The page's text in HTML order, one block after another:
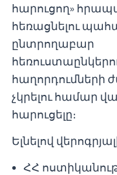
հարուցող»
հեռացնելու
ընտրողաբար
հաղորդումների
չկրելու համար
հարուցելը։
Ելնելով
ՀՀ